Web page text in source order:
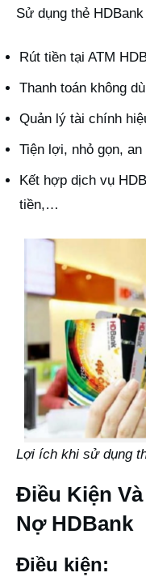
Sử dụng thẻ
Rút tiền tại ATM
Thanh toán không
Quản lý tài chính
Tiện lợi, nhỏ gọn, an
Kết hợp dịch vụ
tiền,…
Lợi ích khi sử dụng
Điều Kiện
Nợ HDBank
Điều kiện: